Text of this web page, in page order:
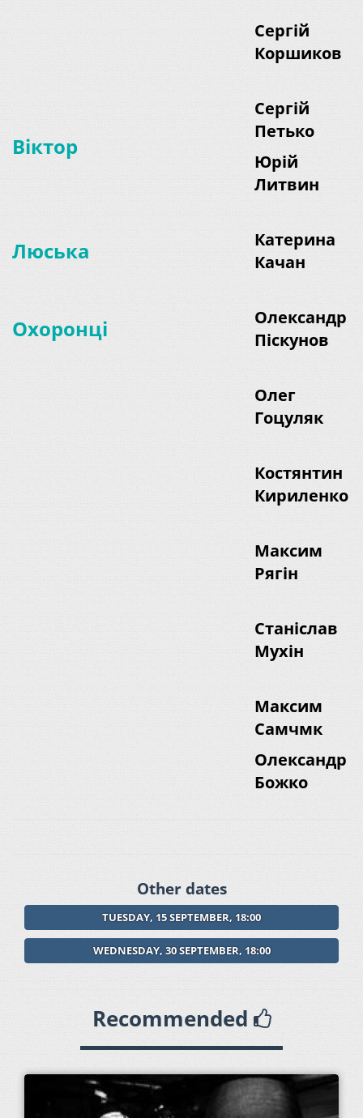
Сергій
Коршиков
Віктор
Сергій
Петько
Юрій
Литвин
Люська
Катерина
Качан
Охоронці
Олександр
Піскунов
Олег
Гоцуляк
Костянтин
Кириленко
Максим
Рягін
Станіслав
Мухін
Максим
Самчмк
Олександр
Божко
Other dates
TUESDAY, 15 SEPTEMBER, 18:00
WEDNESDAY, 30 SEPTEMBER, 18:00
Recommended